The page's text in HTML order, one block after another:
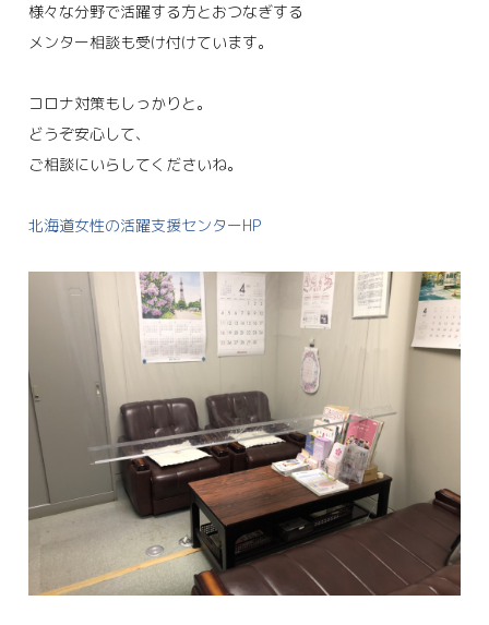
様々な分野で活躍する方とおつなぎする
メンター相談も受け付けています。
コロナ対策もしっかりと。
どうぞ安心して、
ご相談にいらしてくださいね。
北海道女性の活躍支援センターHP